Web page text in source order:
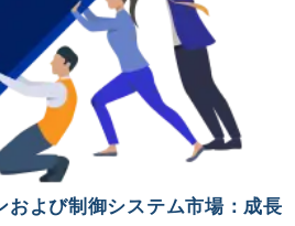
および制御システム市場：成長